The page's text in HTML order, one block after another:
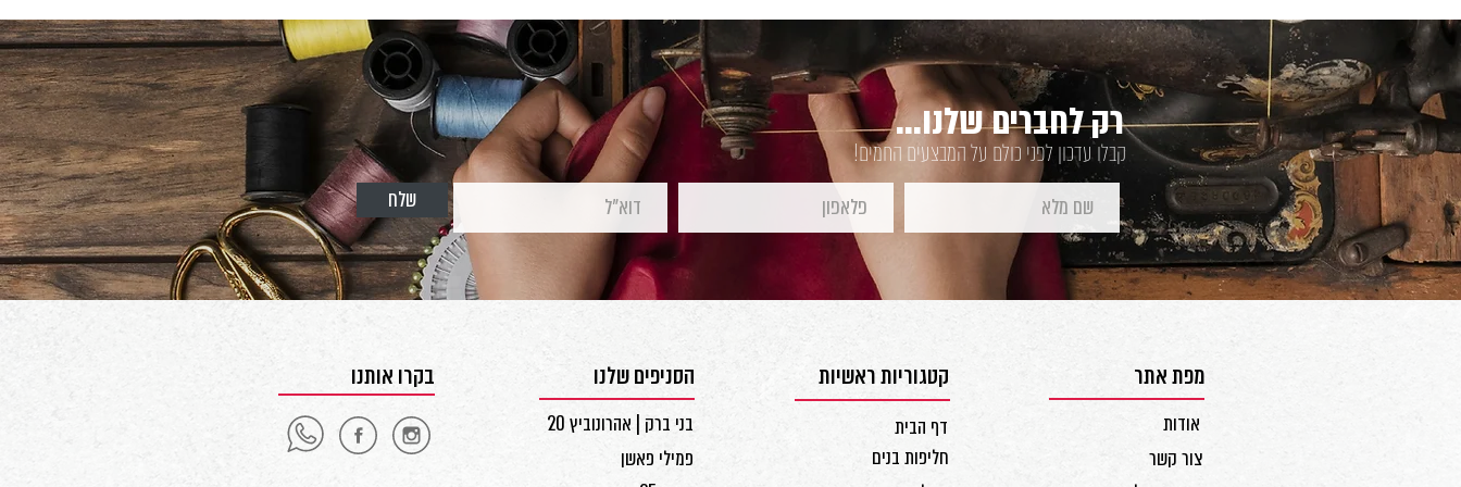
קבלו עדכון לפני כולם על המבצעים החמים!
רק לחברים שלנו...
שלח
בקרו אותנו הסניפים שלנו
בני ברק | אהרונוביץ 20
פמילי פאשן
קטגוריות ראשיות
חליפות בנים
דף הבית
מפת אתר
אודות
צור קשר